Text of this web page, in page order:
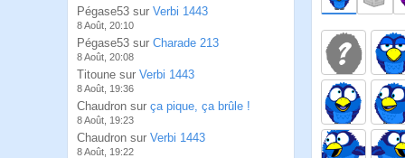
Pégase53 sur Verbi 1443
8 Août, 20:10
Pégase53 sur Charade 213
8 Août, 20:08
Titoune sur Verbi 1443
8 Août, 19:36
Chaudron sur ça pique, ça brûle !
8 Août, 19:23
Chaudron sur Verbi 1443
8 Août, 19:22